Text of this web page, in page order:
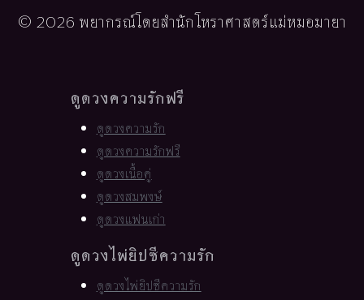
© 2026 พยากรณ์โดยสำนักโหราศาสตร์แม่หมอมายา
ดูดวงความรักฟรี
ดูดวงความรัก
ดูดวงความรักฟรี
ดูดวงเนื้อคู่
ดูดวงสมพงษ์
ดูดวงแฟนเก่า
ดูดวงไพ่ยิปซีความรัก
ดูดวงไพ่ยิปซีความรัก